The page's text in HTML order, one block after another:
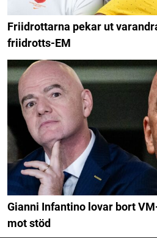
Friidrottarna pekar ut
friidrotts-EM
Gianni Infantino lovar bort
mot stöd